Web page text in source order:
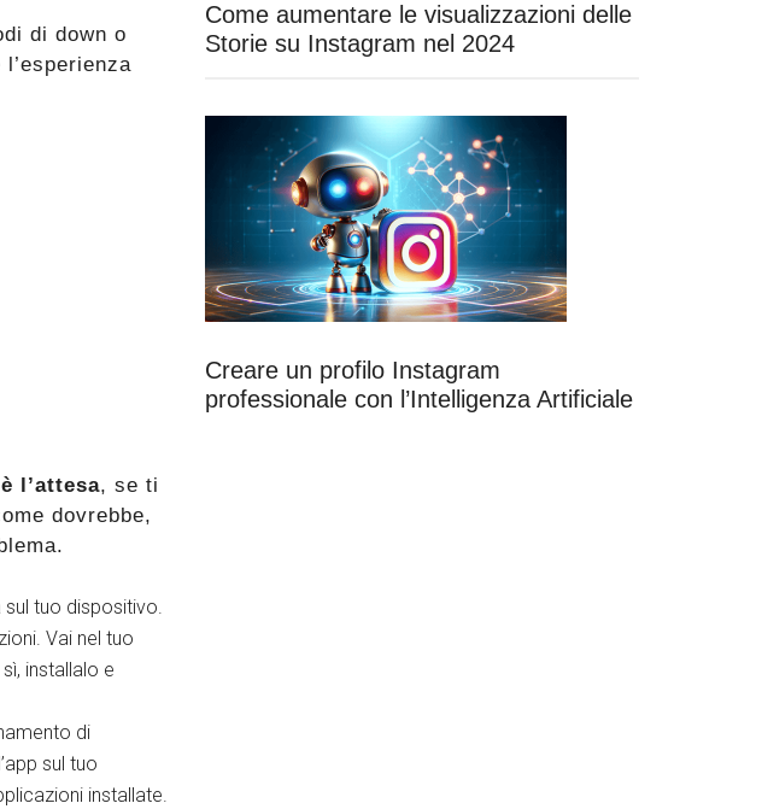
di down o
l’attesa, se ti
dovrebbe,
sul tuo dispositivo.
Vai nel tuo
installalo e
di
sul tuo
installate.
Come aumentare le visualizzazioni delle
Storie su Instagram nel 2024
Creare un profilo Instagram
professionale con l’Intelligenza Artificiale